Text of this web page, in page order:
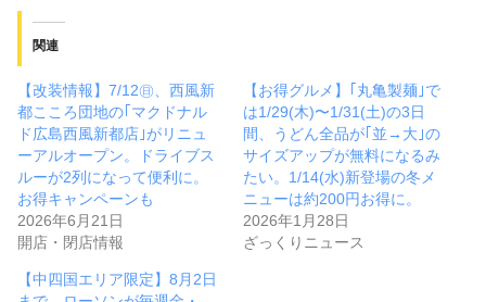
関連
【改装情報】7/12㊐、西風新
都こころ団地の｢マクドナル
ド広島西風新都店｣がリニュ
ーアルオープン。ドライブス
ルーが2列になって便利に。
お得キャンペーンも
2026年6月21日
開店・閉店情報
【お得グルメ】｢丸亀製麺｣で
は1/29(木)〜1/31(土)の3日
間、うどん全品が｢並→大｣の
サイズアップが無料になるみ
たい。1/14(水)新登場の冬メ
ニューは約200円お得に。
2026年1月28日
ざっくりニュース
【中四国エリア限定】8月2日